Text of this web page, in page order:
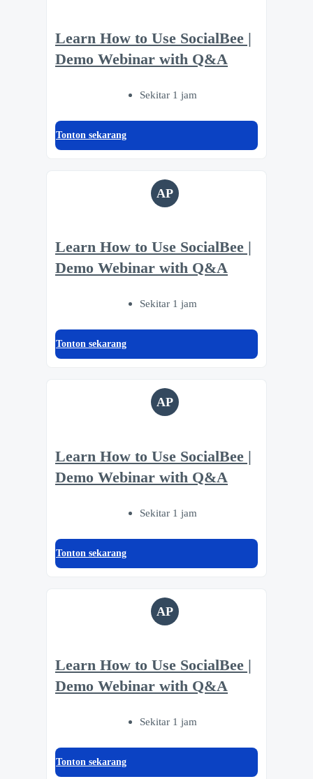
Learn How to Use SocialBee |
Demo Webinar with Q&A
Sekitar 1 jam
Tonton sekarang
AP
Learn How to Use SocialBee |
Demo Webinar with Q&A
Sekitar 1 jam
Tonton sekarang
AP
Learn How to Use SocialBee |
Demo Webinar with Q&A
Sekitar 1 jam
Tonton sekarang
AP
Learn How to Use SocialBee |
Demo Webinar with Q&A
Sekitar 1 jam
Tonton sekarang